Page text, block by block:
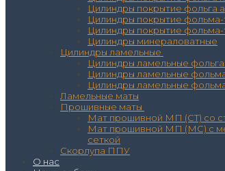
Цилиндры покрытие фольга
Цилиндры покрытие фольма-
Цилиндры покрытие фольма-
Цилиндры минераловатные
Цилиндры ламельные
Цилиндры ламельные
Цилиндры ламельные
Цилиндры ламельные
Ламельные маты
Прошивные маты
Мат прошивной МП (СТ) со
Мат прошивной МП (МС) с
сеткой
Скорлупа ППУ
О нас